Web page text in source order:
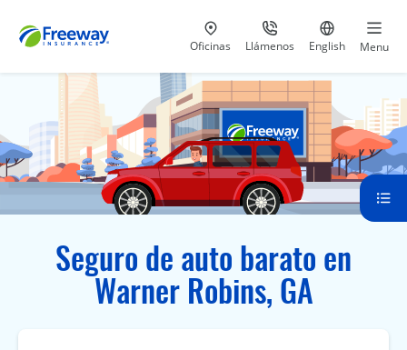
Visita nuestras
Oficinas Llámenos
al 800-441-5533
Ir al sitio
English Menu
Seguro de auto barato en
Warner Robins, GA